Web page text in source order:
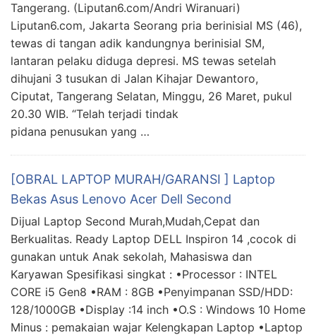
Tangerang. (Liputan6.com/Andri Wiranuari)
Liputan6.com, Jakarta Seorang pria berinisial MS (46),
tewas di tangan adik kandungnya berinisial SM,
lantaran pelaku diduga depresi. MS tewas setelah
dihujani 3 tusukan di Jalan Kihajar Dewantoro,
Ciputat, Tangerang Selatan, Minggu, 26 Maret, pukul
20.30 WIB. “Telah terjadi tindak
pidana penusukan yang …
[OBRAL LAPTOP MURAH/GARANSI ] Laptop
Bekas Asus Lenovo Acer Dell Second
Dijual Laptop Second Murah,Mudah,Cepat dan
Berkualitas. Ready Laptop DELL Inspiron 14 ,cocok di
gunakan untuk Anak sekolah, Mahasiswa dan
Karyawan Spesifikasi singkat : •Processor : INTEL
CORE i5 Gen8 •RAM : 8GB •Penyimpanan SSD/HDD:
128/1000GB •Display :14 inch •O.S : Windows 10 Home
Minus : pemakaian wajar Kelengkapan Laptop •Laptop